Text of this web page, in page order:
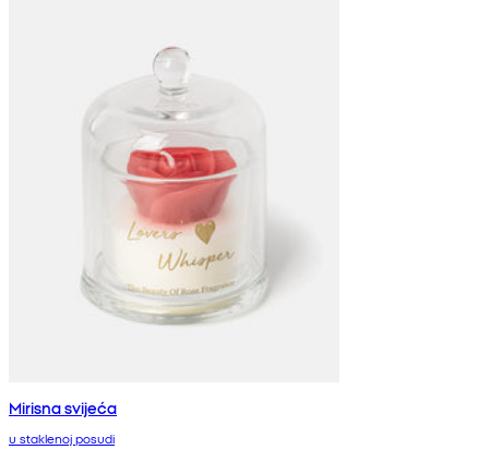
Mirisna svijeća
u staklenoj posudi